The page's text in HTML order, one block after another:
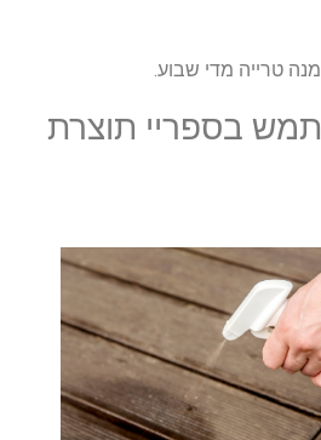
טרייה מדי שבוע.
בספריי תוצרת